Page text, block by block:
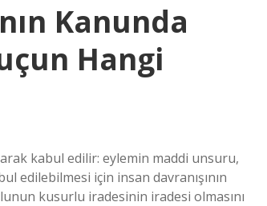
Kanunda
Hangi
kabul edilir: eylemin maddi unsuru,
edilebilmesi için insan davranışının
kusurlu iradesinin iradesi olmasını